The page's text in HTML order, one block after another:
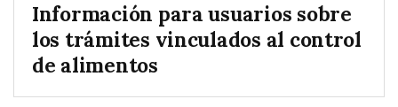
Información para usuarios sobre
los trámites vinculados al control
de alimentos